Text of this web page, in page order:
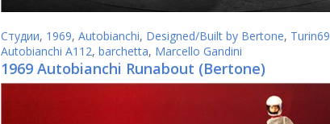
Студии, 1969, Autobianchi, Designed/Built by Bertone, Turin69
Autobianchi A112, barchetta, Marcello Gandini
1969 Autobianchi Runabout (Bertone)